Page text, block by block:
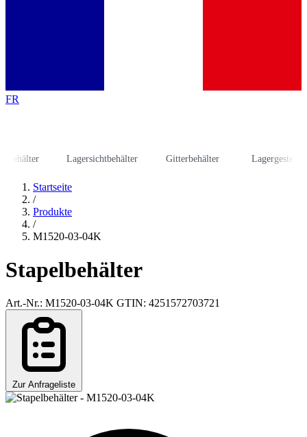
FR
Lagersichtbehälter Gitterbehälter Lagergestell
Startseite
/
Produkte
/
M1520-03-04K
Stapelbehälter
Art.-Nr.: M1520-03-04K GTIN: 4251572703721
Zur Anfrageliste